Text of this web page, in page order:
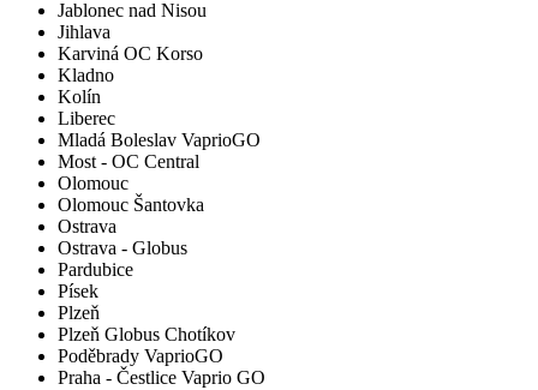
Jablonec nad Nisou
Jihlava
Karviná OC Korso
Kladno
Kolín
Liberec
Mladá Boleslav VaprioGO
Most - OC Central
Olomouc
Olomouc Šantovka
Ostrava
Ostrava - Globus
Pardubice
Písek
Plzeň
Plzeň Globus Chotíkov
Poděbrady VaprioGO
Praha - Čestlice Vaprio GO